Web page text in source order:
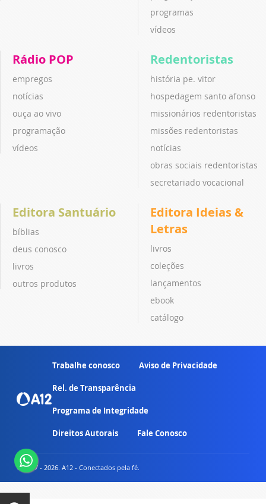
programas
vídeos
Rádio POP
empregos
notícias
ouça ao vivo
programação
vídeos
Redentoristas
história pe. vitor
hospedagem santo afonso
missionários redentoristas
missões redentoristas
notícias
obras sociais redentoristas
secretariado vocacional
Editora Santuário
bíblias
deus conosco
livros
outros produtos
Editora Ideias &
Letras
livros
coleções
lançamentos
ebook
catálogo
Trabalhe conosco Aviso de Privacidade
Rel. de Transparência
Programa de Integridade
Direitos Autorais Fale Conosco
© 2007 - 2026. A12 - Conectados pela fé.